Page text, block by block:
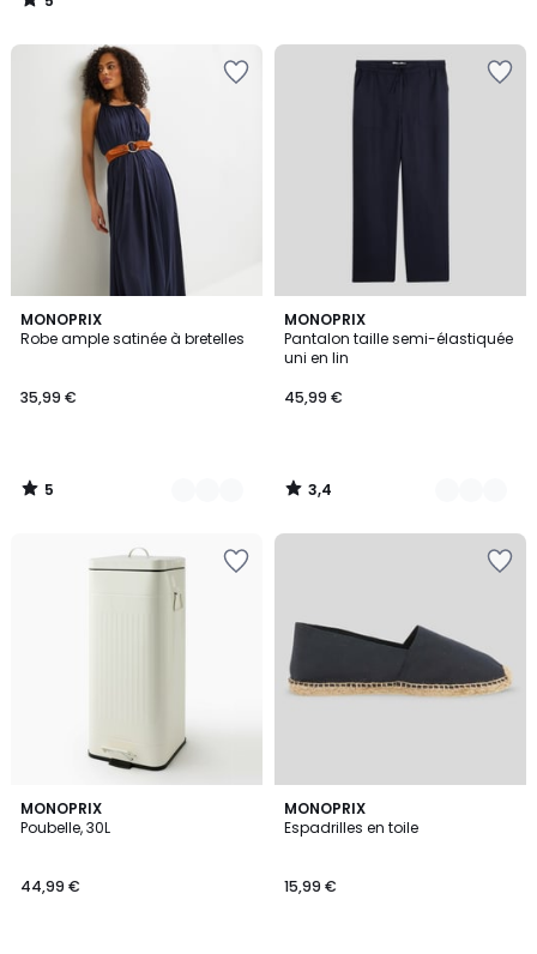
/
MONOPRIX
Robe ample satinée à bretelles
35,99 €
5
/
4
Couleurs
5
/
MONOPRIX
Pantalon taille semi-élastiquée
uni en lin
45,99 €
3,4
/ 5
9
Couleurs
3,4
/
MONOPRIX
Poubelle, 30L
44,99 €
2,3
/ 5
MONOPRIX
Espadrilles en toile
15,99 €
5
/
2
Couleurs